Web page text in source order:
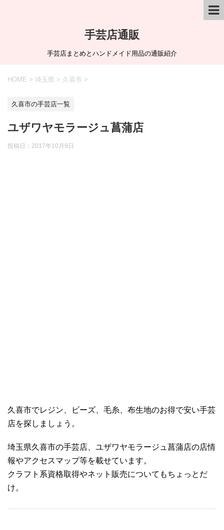
手芸店通販
手芸店まとめとハンドメイド用品の通販紹介
HOME > 埼玉県 > 久喜市 >
久喜市の手芸店一覧
ユザワヤモラージュ菖蒲店
投稿日： 2017年10月9日
久喜市でレジン、ビーズ、毛糸、布生地のお得で安い手芸
店を探しましょう。
埼玉県久喜市の手芸店、ユザワヤモラージュ菖蒲店の店情
報やアクセスマップ等を載せています。
クラフト系資格取得やネット販売についてもちょっとだ
け。